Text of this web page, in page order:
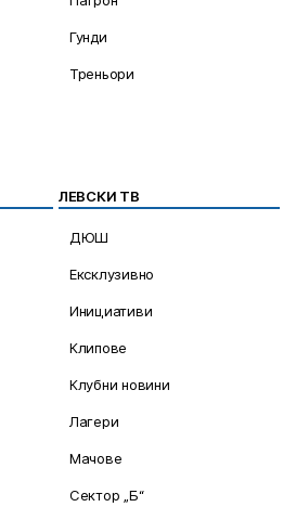
Гунди
Треньори
ЛЕВСКИ ТВ
ДЮШ
Ексклузивно
Инициативи
Клипове
Клубни новини
Лагери
Мачове
Сектор „Б“